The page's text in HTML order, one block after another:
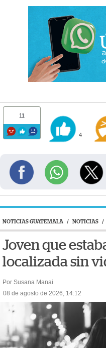
11
4
NOTICIAS GUATEMALA / NOTICIAS /
Joven que
localizada sin
Por Susana Manai
08 de agosto de 2026, 14:12